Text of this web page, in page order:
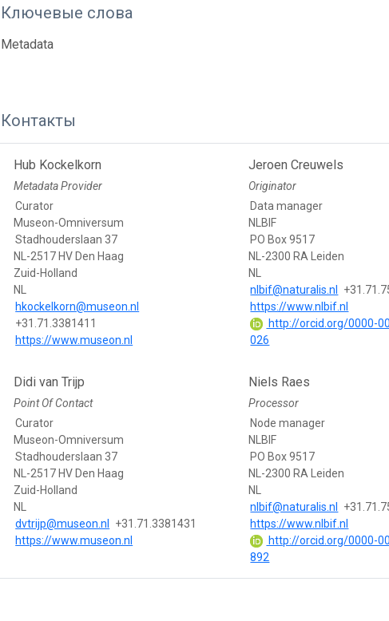
Ключевые слова
Metadata
Контакты
Hub Kockelkorn
Metadata Provider
Curator
Museon-Omniversum
Stadhouderslaan 37
NL-2517 HV Den Haag
Zuid-Holland
NL
hkockelkorn@museon.nl
+31.71.3381411
https://www.museon.nl
Jeroen Creuwels
Originator
Data manager
NLBIF
PO Box 9517
NL-2300 RA Leiden
NL
nlbif@naturalis.nl
https://www.nlbif.nl
http://orcid.org/0000-
026
Didi van Trijp
Point Of Contact
Curator
Museon-Omniversum
Stadhouderslaan 37
NL-2517 HV Den Haag
Zuid-Holland
NL
dvtrijp@museon.nl
+31.71.3381431
https://www.museon.nl
Niels Raes
Processor
Node manager
NLBIF
PO Box 9517
NL-2300 RA Leiden
NL
nlbif@naturalis.nl
https://www.nlbif.nl
http://orcid.org/0000-
892